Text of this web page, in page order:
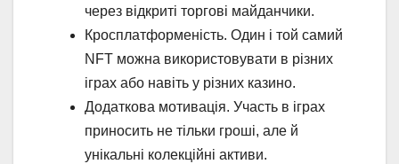
через відкриті торгові майданчики.
Кросплатформеність. Один і той самий
NFT можна використовувати в різних
іграх або навіть у різних казино.
Додаткова мотивація. Участь в іграх
приносить не тільки гроші, але й
унікальні колекційні активи.